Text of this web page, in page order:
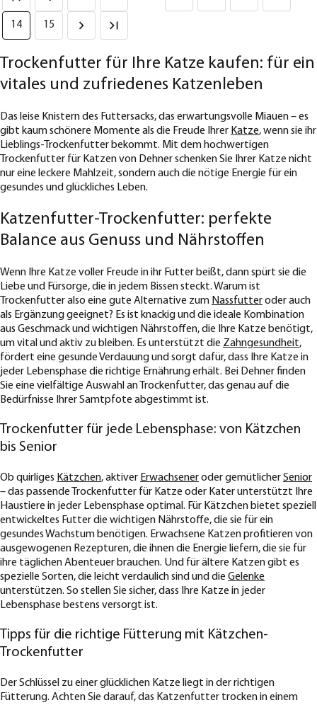
14 15
Trockenfutter für Ihre Katze kaufen: für ein
vitales und zufriedenes Katzenleben
Das leise Knistern des Futtersacks, das erwartungsvolle Miauen – es
gibt kaum schönere Momente als die Freude Ihrer Katze, wenn sie ihr
Lieblings-Trockenfutter bekommt. Mit dem hochwertigen
Trockenfutter für Katzen von Dehner schenken Sie Ihrer Katze nicht
nur eine leckere Mahlzeit, sondern auch die nötige Energie für ein
gesundes und glückliches Leben.
Katzenfutter-Trockenfutter: perfekte
Balance aus Genuss und Nährstoffen
Wenn Ihre Katze voller Freude in ihr Futter beißt, dann spürt sie die
Liebe und Fürsorge, die in jedem Bissen steckt. Warum ist
Trockenfutter also eine gute Alternative zum Nassfutteroder auch
als Ergänzung geeignet? Es ist knackig und die ideale Kombination
aus Geschmack und wichtigen Nährstoffen, die Ihre Katze benötigt,
um vital und aktiv zu bleiben. Es unterstützt die Zahngesundheit,
fördert eine gesunde Verdauung und sorgt dafür, dass Ihre Katze in
jeder Lebensphase die richtige Ernährung erhält. Bei Dehner finden
Sie eine vielfältige Auswahl an Trockenfutter, das genau auf die
Bedürfnisse Ihrer Samtpfote abgestimmt ist.
Trockenfutter für jede Lebensphase: von Kätzchen
bis Senior
Ob quirliges Kätzchen, aktiver Erwachseneroder gemütlicherSenior
– das passende Trockenfutter für Katze oder Kater unterstützt Ihre
Haustiere in jeder Lebensphase optimal. Für Kätzchen bietet speziell
entwickeltes Futter die wichtigen Nährstoffe, die sie für ein
gesundes Wachstum benötigen. Erwachsene Katzen profitieren von
ausgewogenen Rezepturen, die ihnen die Energie liefern, die sie für
ihre täglichen Abenteuer brauchen. Und für ältere Katzen gibt es
spezielle Sorten, die leicht verdaulich sind und die Gelenke
unterstützen. So stellen Sie sicher, dass Ihre Katze in jeder
Lebensphase bestens versorgt ist.
Tipps für die richtige Fütterung mit Kätzchen-
Trockenfutter
Der Schlüssel zu einer glücklichen Katze liegt in der richtigen
Fütterung. Achten Sie darauf, das Katzenfutter trocken in einem